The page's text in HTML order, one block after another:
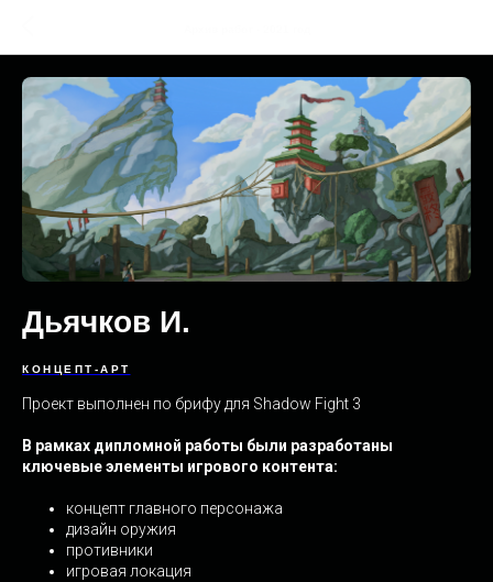
Дьячков И.
КОНЦЕПТ-АРТ
Проект выполнен по брифу для Shadow Fight 3
В рамках дипломной работы были разработаны
ключевые элементы игрового контента:
концепт главного персонажа
дизайн оружия
противники
игровая локация